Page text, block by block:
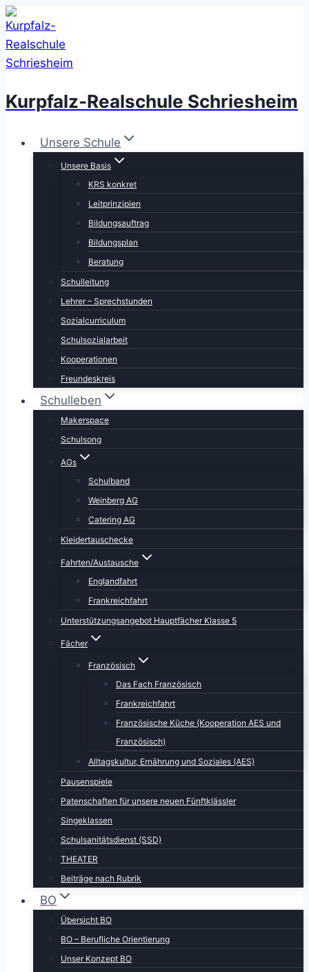
Zum
Inhalt
springen
Kurpfalz-Realschule Schriesheim
Unsere Schule
Unsere Basis
KRS konkret
Leitprinzipien
Bildungsauftrag
Bildungsplan
Beratung
Schulleitung
Lehrer – Sprechstunden
Sozialcurriculum
Schulsozialarbeit
Kooperationen
Freundeskreis
Schulleben
Makerspace
Schulsong
AGs
Schulband
Weinberg AG
Catering AG
Kleidertauschecke
Fahrten/Austausche
Englandfahrt
Frankreichfahrt
Unterstützungsangebot Hauptfächer Klasse 5
Fächer
Französisch
Das Fach Französisch
Frankreichfahrt
Französische Küche (Kooperation AES und
Französisch)
Alltagskultur, Ernährung und Soziales (AES)
Pausenspiele
Patenschaften für unsere neuen Fünftklässler
Singeklassen
Schulsanitätsdienst (SSD)
THEATER
Beiträge nach Rubrik
BO
Übersicht BO
BO – Berufliche Orientierung
Unser Konzept BO